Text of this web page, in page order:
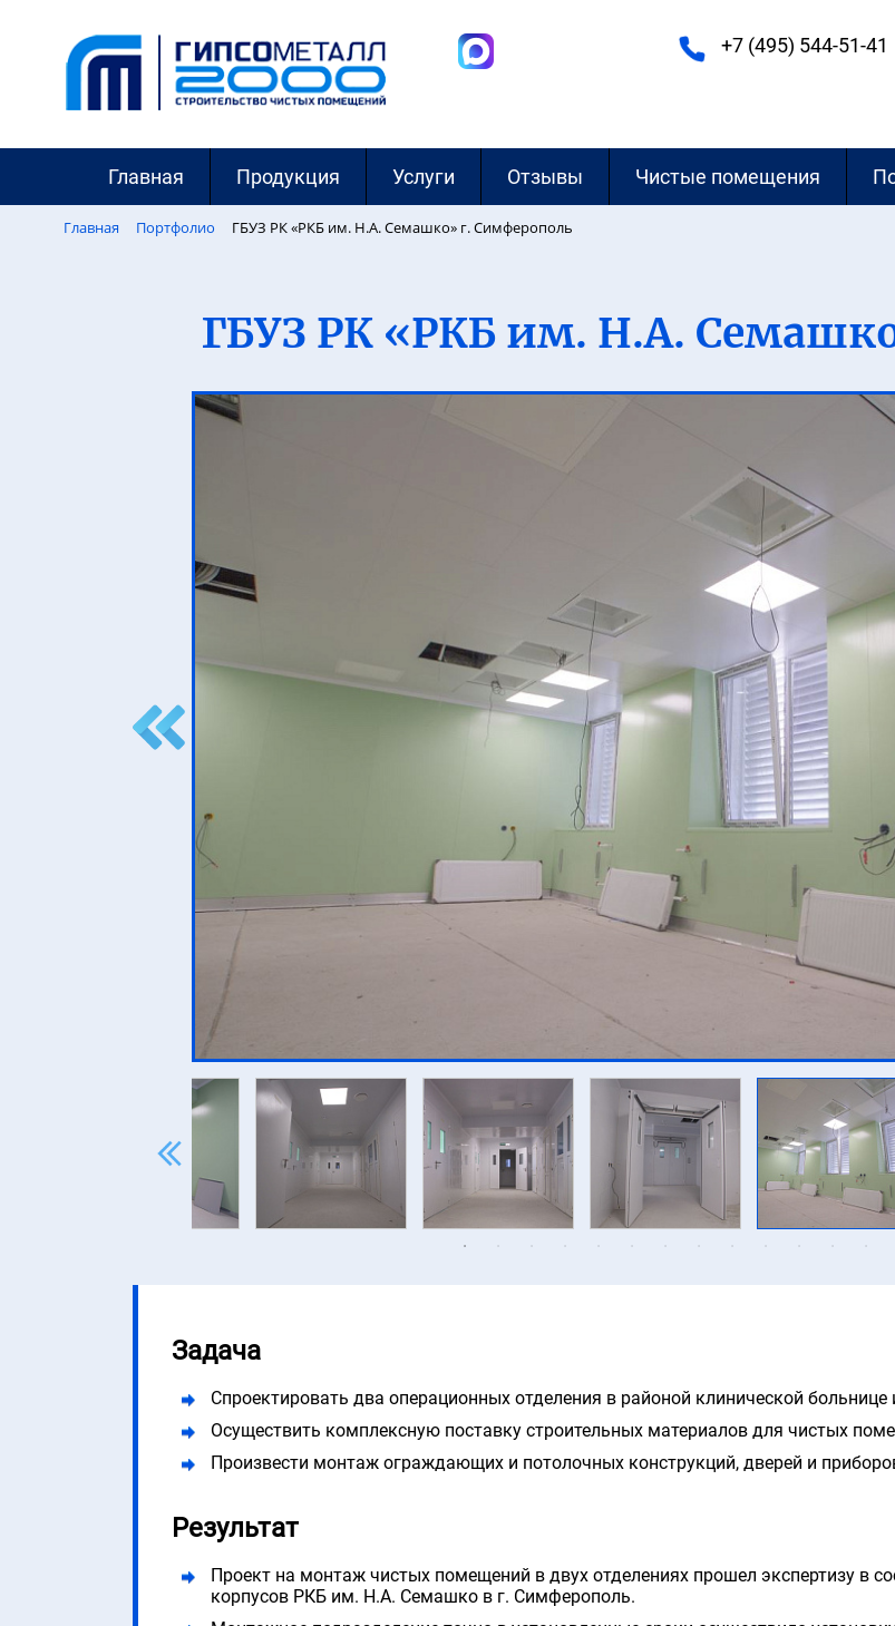
+7 (495) 544-51-41
Главная Продукция Услуги Отзывы Чистые помещения
Главная Портфолио ГБУЗ РК «РКБ им. Н.А. Семашко» г. Симферополь
ГБУЗ РК «РКБ им. Н.А.
Задача
Спроектировать два операционных отделения в районой клинической
Осуществить комплексную поставку строительных материалов для чистых
Произвести монтаж ограждающих и потолочных конструкций, дверей и
Результат
Проект на монтаж чистых помещений в двух отделениях прошел экспертизу в
корпусов РКБ им. Н.А. Семашко в г. Симферополь.